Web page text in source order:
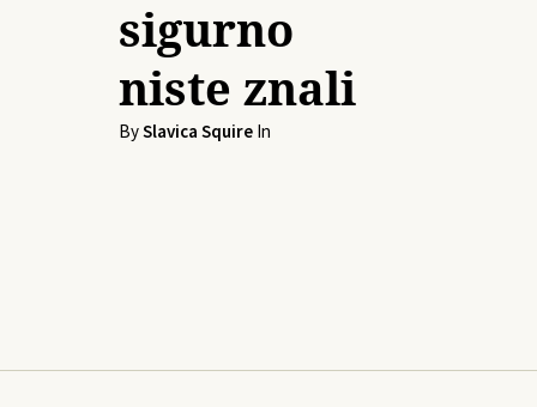
sigurno
niste znali
BySlavica Squire In